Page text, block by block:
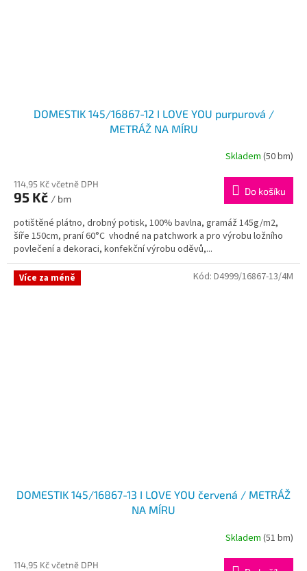
DOMESTIK 145/16867-12 I LOVE YOU purpurová /
METRÁŽ NA MÍRU
Skladem (50 bm)
114,95 Kč včetně DPH
95 Kč / bm
Do košíku
potištěné plátno, drobný potisk, 100% bavlna, gramáž 145g/m2,
šíře 150cm, praní 60°C vhodné na patchwork a pro výrobu ložního
povlečení a dekoraci, konfekční výrobu oděvů,...
Více za méně
DOMESTIK 145/16867-13 I LOVE YOU červená / METRÁŽ
NA MÍRU
Skladem (51 bm)
114,95 Kč včetně DPH
Kód: D4999/16867-13/4M